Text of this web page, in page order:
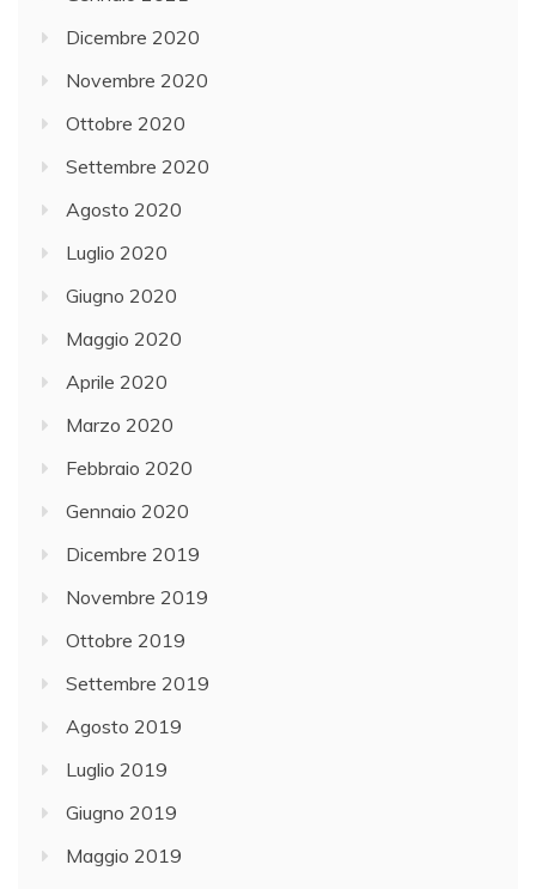
Dicembre 2020
Novembre 2020
Ottobre 2020
Settembre 2020
Agosto 2020
Luglio 2020
Giugno 2020
Maggio 2020
Aprile 2020
Marzo 2020
Febbraio 2020
Gennaio 2020
Dicembre 2019
Novembre 2019
Ottobre 2019
Settembre 2019
Agosto 2019
Luglio 2019
Giugno 2019
Maggio 2019